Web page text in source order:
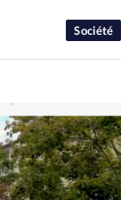
Société